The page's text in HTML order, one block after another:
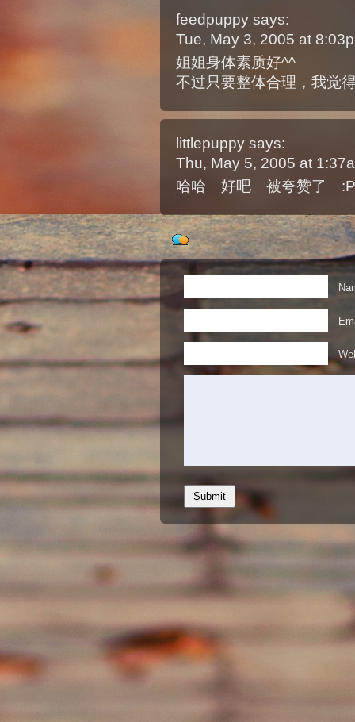
feedpuppy says:
Tue, May 3, 2005 at
姐姐身体素质好^^
不过只要整体合理，我觉
littlepuppy says:
Thu, May 5, 2005 at
哈哈 好吧 被夸赞了 :P